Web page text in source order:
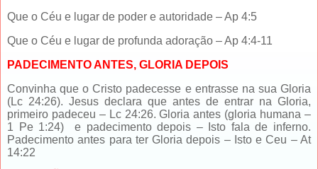
Que o Céu e lugar de poder e autoridade – Ap 4:5
Que o Céu e lugar de profunda adoração – Ap 4:4-11
PADECIMENTO ANTES, GLORIA DEPOIS
Convinha que o Cristo padecesse e entrasse na sua Gloria
(Lc 24:26). Jesus declara que antes de entrar na Gloria,
primeiro padeceu – Lc 24:26. Gloria antes (gloria humana –
1 Pe 1:24) e padecimento depois – Isto fala de inferno.
Padecimento antes para ter Gloria depois – Isto e Ceu – At
14:22